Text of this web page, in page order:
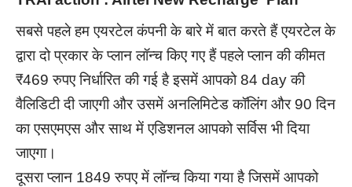
सबसे पहले हम एयरटेल कंपनी के बारे में बात करते हैं एयरटेल के
द्वारा दो प्रकार के प्लान लॉन्च किए गए हैं पहले प्लान की कीमत
₹469 रुपए निर्धारित की गई है इसमें आपको 84 day की
वैलिडिटी दी जाएगी और उसमें अनलिमिटेड कॉलिंग और 90 दिन
का एसएमएस और साथ में एडिशनल आपको सर्विस भी दिया
जाएगा।
दूसरा प्लान 1849 रुपए में लॉन्च किया गया है जिसमें आपको